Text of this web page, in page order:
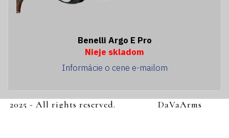
Benelli Argo E Pro
Nieje skladom
Informácie o cene e-mailom
2025 - All rights reserved.
DaVaArms